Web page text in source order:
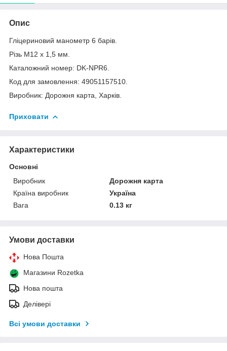
Опис
Гліцериновий манометр 6 барів.
Різь М12 х 1,5 мм.
Каталожний номер: DK-NPR6.
Код для замовлення: 49051157510.
Виробник: Дорожня карта, Харків.
Приховати
Характеристики
Основні
Виробник
Дорожня карта
Країна виробник
Україна
Вага
0.13 кг
Умови доставки
Нова Пошта
Магазини Rozetka
Нова пошта
Делівері
Всі умови доставки